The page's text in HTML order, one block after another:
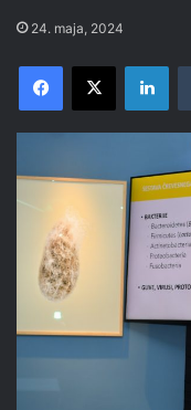
24. maja, 2024
Facebook
X